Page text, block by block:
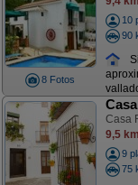
8 Fotos
10
90
Casa
9,5 km
9
75